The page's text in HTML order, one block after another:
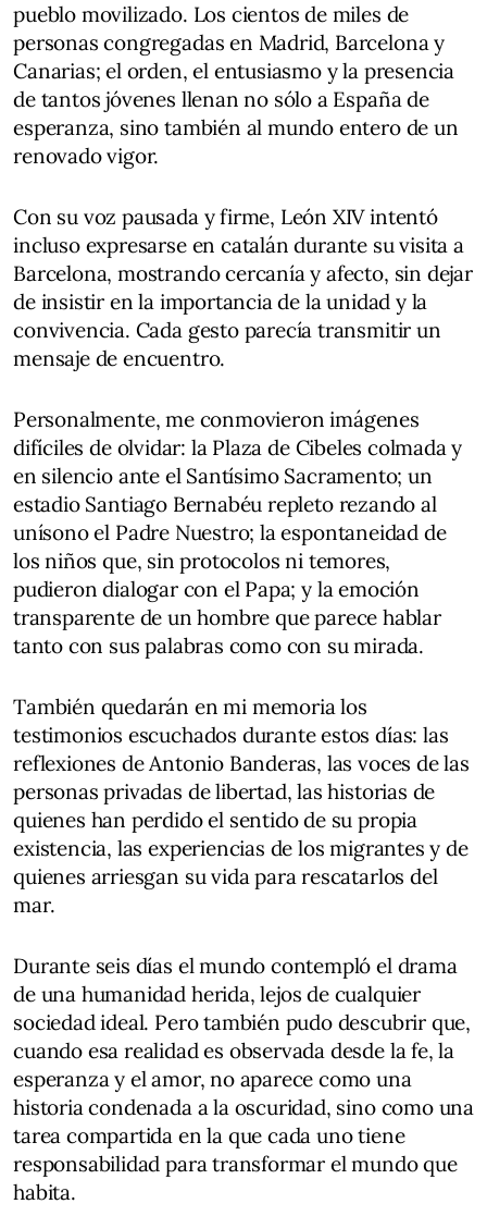
pueblo movilizado. Los cientos de miles de
personas congregadas en Madrid, Barcelona y
Canarias; el orden, el entusiasmo y la presencia
de tantos jóvenes llenan no sólo a España de
esperanza, sino también al mundo entero de un
renovado vigor.
Con su voz pausada y firme, León XIV intentó
incluso expresarse en catalán durante su visita a
Barcelona, mostrando cercanía y afecto, sin dejar
de insistir en la importancia de la unidad y la
convivencia. Cada gesto parecía transmitir un
mensaje de encuentro.
Personalmente, me conmovieron imágenes
difíciles de olvidar: la Plaza de Cibeles colmada y
en silencio ante el Santísimo Sacramento; un
estadio Santiago Bernabéu repleto rezando al
unísono el Padre Nuestro; la espontaneidad de
los niños que, sin protocolos ni temores,
pudieron dialogar con el Papa; y la emoción
transparente de un hombre que parece hablar
tanto con sus palabras como con su mirada.
También quedarán en mi memoria los
testimonios escuchados durante estos días: las
reflexiones de Antonio Banderas, las voces de las
personas privadas de libertad, las historias de
quienes han perdido el sentido de su propia
existencia, las experiencias de los migrantes y de
quienes arriesgan su vida para rescatarlos del
mar.
Durante seis días el mundo contempló el drama
de una humanidad herida, lejos de cualquier
sociedad ideal. Pero también pudo descubrir que,
cuando esa realidad es observada desde la fe, la
esperanza y el amor, no aparece como una
historia condenada a la oscuridad, sino como una
tarea compartida en la que cada uno tiene
responsabilidad para transformar el mundo que
habita.